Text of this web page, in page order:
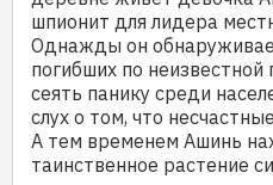
шпионит для лидера
Однажды он
погибших по
сеять панику среди
слух о том, что
А тем временем Ашинь
таинственное растение